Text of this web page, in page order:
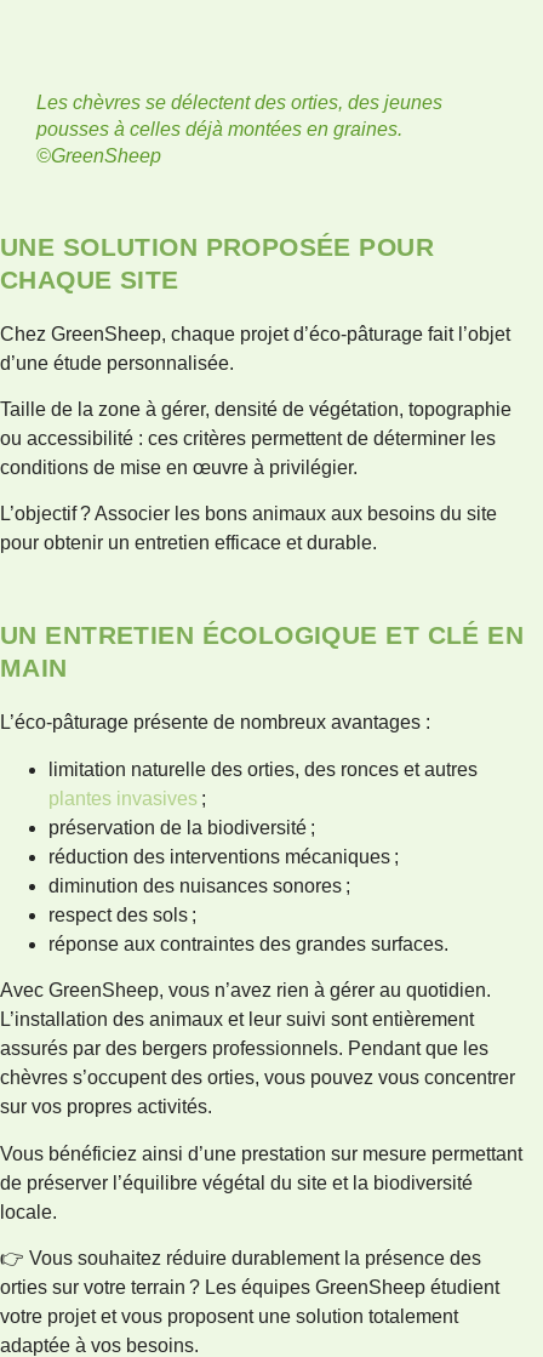
Les chèvres se délectent des orties, des jeunes
pousses à celles déjà montées en graines.
©GreenSheep
UNE SOLUTION PROPOSÉE POUR
CHAQUE SITE
Chez GreenSheep, chaque projet d’éco-pâturage fait l’objet
d’une étude personnalisée.
Taille de la zone à gérer, densité de végétation, topographie
ou accessibilité : ces critères permettent de déterminer les
conditions de mise en œuvre à privilégier.
L’objectif ? Associer les bons animaux aux besoins du site
pour obtenir un entretien efficace et durable.
UN ENTRETIEN ÉCOLOGIQUE ET CLÉ EN
MAIN
L’éco-pâturage présente de nombreux avantages :
limitation naturelle des orties, des ronces et autres
plantes invasives ;
préservation de la biodiversité ;
réduction des interventions mécaniques ;
diminution des nuisances sonores ;
respect des sols ;
réponse aux contraintes des grandes surfaces.
Avec GreenSheep, vous n’avez rien à gérer au quotidien.
L’installation des animaux et leur suivi sont entièrement
assurés par des bergers professionnels. Pendant que les
chèvres s’occupent des orties, vous pouvez vous concentrer
sur vos propres activités.
Vous bénéficiez ainsi d’une prestation sur mesure permettant
de préserver l’équilibre végétal du site et la biodiversité
locale.
👉 Vous souhaitez réduire durablement la présence des
orties sur votre terrain ? Les équipes GreenSheep étudient
votre projet et vous proposent une solution totalement
adaptée à vos besoins.